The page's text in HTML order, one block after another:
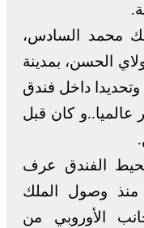
محمد السادس،
الحسن، بمدينة
وتحديدا داخل فندق
عالميا..و كان قبل
الفندق عرف
منذ وصول الملك
الأوروبي من